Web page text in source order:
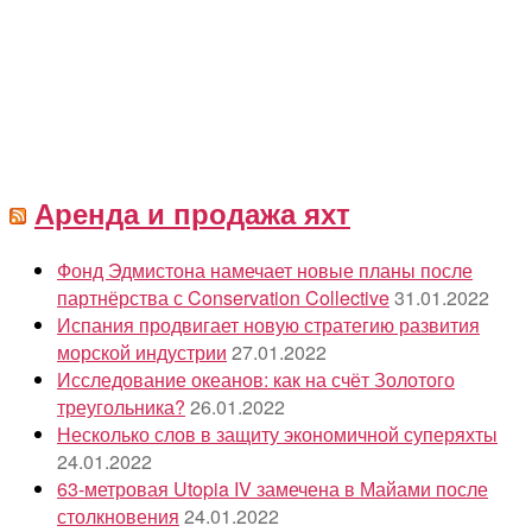
Аренда и продажа яхт
Фонд Эдмистона намечает новые планы после
партнёрства с Conservation Collective31.01.2022
Испания продвигает новую стратегию развития
морской индустрии 27.01.2022
Исследование океанов: как на счёт Золотого
треугольника? 26.01.2022
Несколько слов в защиту экономичной суперяхты
24.01.2022
63-метровая Utopia IV замечена в Майами после
столкновения 24.01.2022